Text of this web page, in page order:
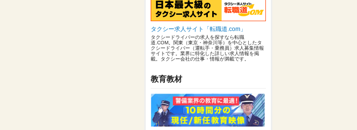
タクシー求人サイト「転職道.com」
タクシードライバーの求人を探すなら転職
道.COM。関東（東京・神奈川等）を中心としたタ
クシードライバー（運転手・乗務員）求人募集情報
サイトです。業界に特化した詳しい求人情報を掲
載。タクシー会社の仕事・情報が満載です。
教育教材